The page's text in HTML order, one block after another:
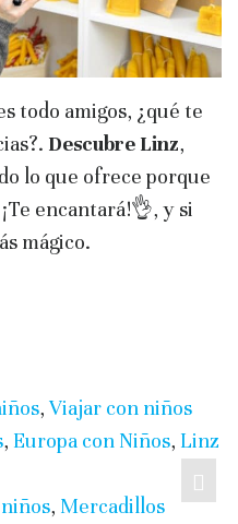
todo amigos, ¿qué te
Descubre Linz,
lo que ofrece porque
encantará!👌, y si
mágico.
, Viajar con niños
, Europa con Niños, Linz
, Mercadillos